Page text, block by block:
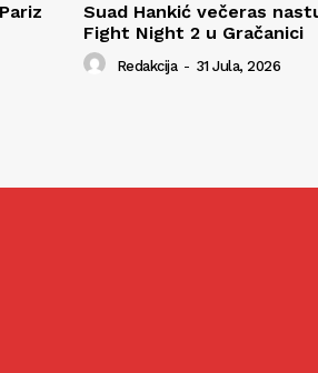
Suad Hankić večeras
Fight Night 2 u Gračanici
Redakcija - 31 Jula, 2026